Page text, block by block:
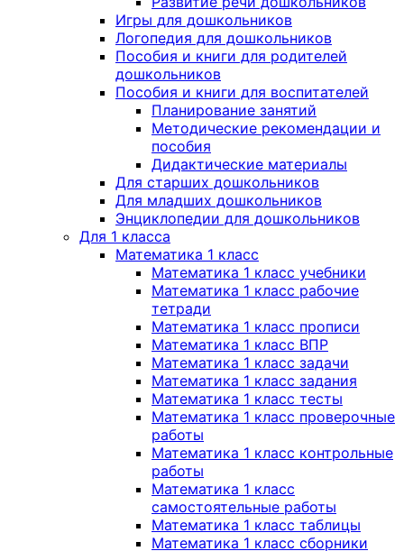
Игры для дошкольников
Логопедия для дошкольников
Пособия и книги для родителей
дошкольников
Пособия и книги для воспитателей
Планирование занятий
Методические рекомендации и
пособия
Дидактические материалы
Для старших дошкольников
Для младших дошкольников
Энциклопедии для дошкольников
Для 1 класса
Математика 1 класс
Математика 1 класс учебники
Математика 1 класс рабочие
тетради
Математика 1 класс прописи
Математика 1 класс ВПР
Математика 1 класс задачи
Математика 1 класс задания
Математика 1 класс тесты
Математика 1 класс проверочные
работы
Математика 1 класс контрольные
работы
Математика 1 класс
самостоятельные работы
Математика 1 класс таблицы
Математика 1 класс сборники